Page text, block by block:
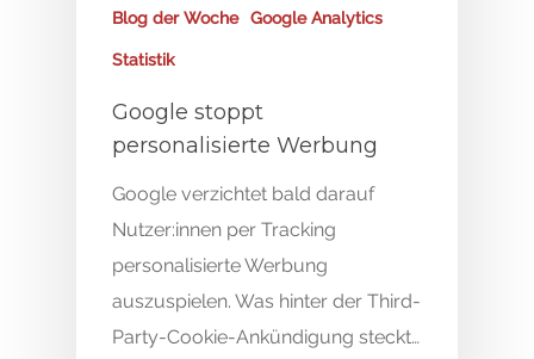
Blog der Woche Google Analytics
Statistik
Google stoppt
personalisierte Werbung
Google verzichtet bald darauf
Nutzer:innen per Tracking
personalisierte Werbung
auszuspielen. Was hinter der Third-
Party-Cookie-Ankündigung steckt…